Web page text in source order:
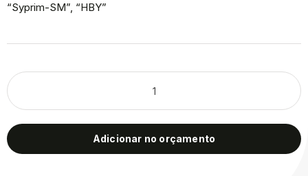
“Syprim-SM”, “HBY”
Adicionar no orçamento